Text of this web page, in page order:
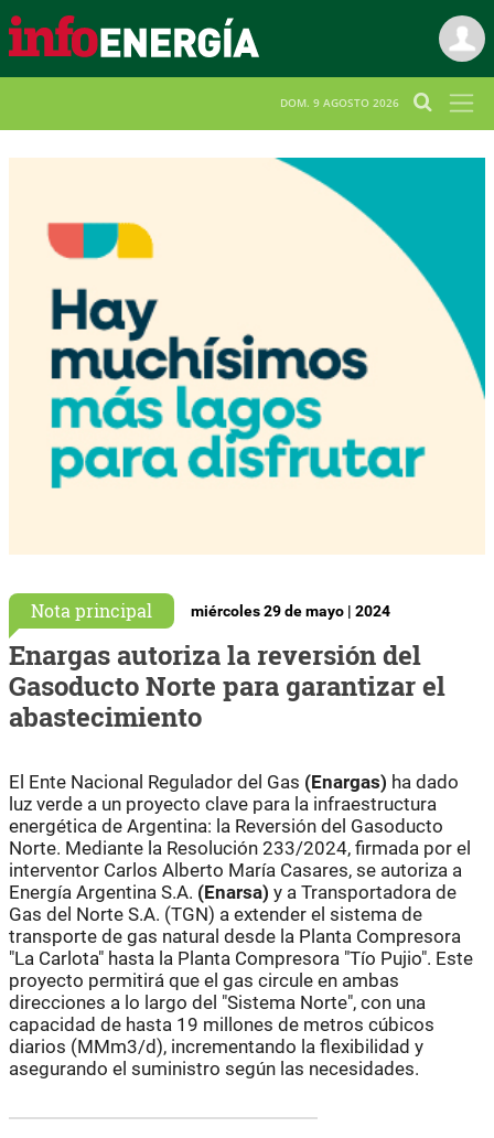
DOM. 9 AGOSTO 2026
Nota principal miércoles 29 de mayo | 2024
Enargas autoriza la reversión del
Gasoducto Norte para garantizar el
abastecimiento
El Ente Nacional Regulador del Gas (Enargas) ha dado
luz verde a un proyecto clave para la infraestructura
energética de Argentina: la Reversión del Gasoducto
Norte. Mediante la Resolución 233/2024, firmada por el
interventor Carlos Alberto María Casares, se autoriza a
Energía Argentina S.A. (Enarsa) y a Transportadora de
Gas del Norte S.A. (TGN) a extender el sistema de
transporte de gas natural desde la Planta Compresora
"La Carlota" hasta la Planta Compresora "Tío Pujio". Este
proyecto permitirá que el gas circule en ambas
direcciones a lo largo del "Sistema Norte", con una
capacidad de hasta 19 millones de metros cúbicos
diarios (MMm3/d), incrementando la flexibilidad y
asegurando el suministro según las necesidades.